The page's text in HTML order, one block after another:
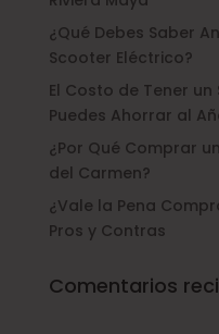
¿Qué Debes Saber
Scooter Eléctrico?
El Costo de Tener
Puedes Ahorrar al
¿Por Qué Comprar
del Carmen?
¿Vale la Pena
Pros y Contras
Comentarios